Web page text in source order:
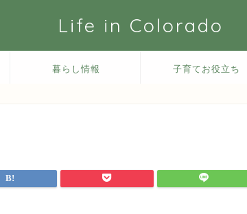
Life in Colorado
暮らし情報 子育てお役立ち